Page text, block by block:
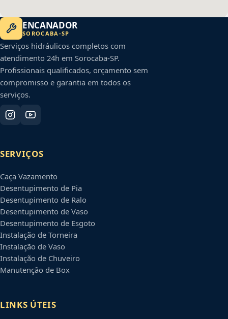
ENCANADOR
SOROCABA -SP
Serviços hidráulicos completos com
atendimento 24h em Sorocaba-SP.
Profissionais qualificados, orçamento sem
compromisso e garantia em todos os
serviços.
SERVIÇOS
Caça Vazamento
Desentupimento de Pia
Desentupimento de Ralo
Desentupimento de Vaso
Desentupimento de Esgoto
Instalação de Torneira
Instalação de Vaso
Instalação de Chuveiro
Manutenção de Box
LINKS ÚTEIS